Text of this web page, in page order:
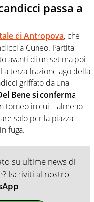
passa a
di Antropova, che
a Cuneo. Partita
avanti di un set ma poi
terza frazione ago della
griffato da una
Bene si conferma
torneo in cui – almeno
solo per la piazza
fuga.
su ultime news di
Iscriviti al nostro